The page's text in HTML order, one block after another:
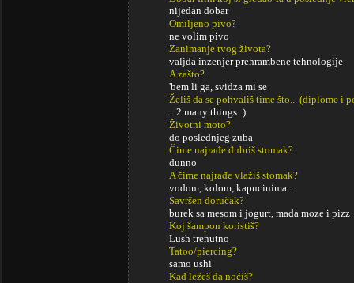
nijedan dobar
Omiljeno pivo?
ne volim pivo
Zanimanje tvog života?
valjda inzenjer prehrambene tehnologije
A zašto?
'bem li ga, svidza mi se
Želiš da se pohvališ time što... (diplome i
...2 many things :)
Životni moto?
do poslednjeg zuba
Čime najrađe đubriš stomak?
dunno
A čime najrađe vlažiš stomak?
vodom, kolom, kapucinima...
Savršen doručak?
burek sa mesom i jogurt, mada moze i pizz
Koj šampon koristiš?
Lush trenutno
Tatoo/piercing?
samo ushi
Kad ležeš da noćiš?